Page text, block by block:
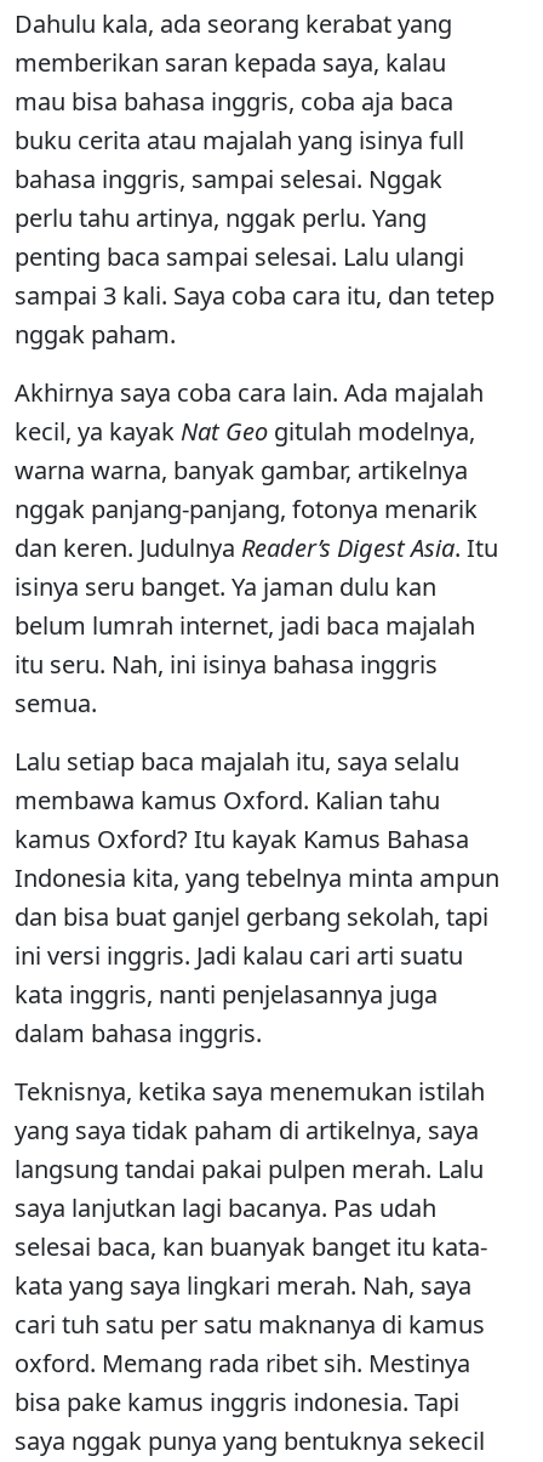
Dahulu kala, ada seorang kerabat yang
memberikan saran kepada saya, kalau
mau bisa bahasa inggris, coba aja baca
buku cerita atau majalah yang isinya full
bahasa inggris, sampai selesai. Nggak
perlu tahu artinya, nggak perlu. Yang
penting baca sampai selesai. Lalu ulangi
sampai 3 kali. Saya coba cara itu, dan tetep
nggak paham.
Akhirnya saya coba cara lain. Ada majalah
kecil, ya kayak Nat Geo gitulah modelnya,
warna warna, banyak gambar, artikelnya
nggak panjang-panjang, fotonya menarik
dan keren. Judulnya Reader’s Digest Asia. Itu
isinya seru banget. Ya jaman dulu kan
belum lumrah internet, jadi baca majalah
itu seru. Nah, ini isinya bahasa inggris
semua.
Lalu setiap baca majalah itu, saya selalu
membawa kamus Oxford. Kalian tahu
kamus Oxford? Itu kayak Kamus Bahasa
Indonesia kita, yang tebelnya minta ampun
dan bisa buat ganjel gerbang sekolah, tapi
ini versi inggris. Jadi kalau cari arti suatu
kata inggris, nanti penjelasannya juga
dalam bahasa inggris.
Teknisnya, ketika saya menemukan istilah
yang saya tidak paham di artikelnya, saya
langsung tandai pakai pulpen merah. Lalu
saya lanjutkan lagi bacanya. Pas udah
selesai baca, kan buanyak banget itu kata-
kata yang saya lingkari merah. Nah, saya
cari tuh satu per satu maknanya di kamus
oxford. Memang rada ribet sih. Mestinya
bisa pake kamus inggris indonesia. Tapi
saya nggak punya yang bentuknya sekecil